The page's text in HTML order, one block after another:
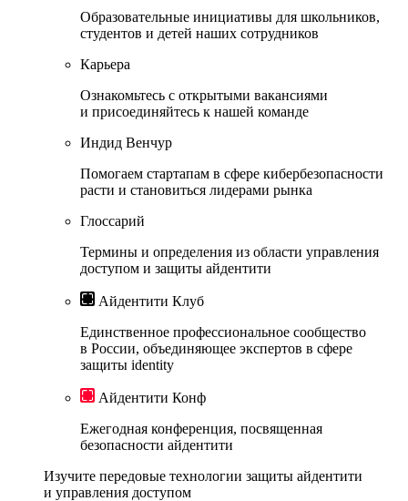
Образовательные инициативы для школьников,
студентов и детей наших сотрудников
Карьера
Ознакомьтесь с открытыми вакансиями
и присоединяйтесь к нашей команде
Индид Венчур
Помогаем стартапам в сфере кибербезопасности
расти и становиться лидерами рынка
Глоссарий
Термины и определения из области управления
доступом и защиты айдентити
Айдентити Клуб
Единственное профессиональное сообщество
в России, объединяющее экспертов в сфере
защиты identity
Айдентити Конф
Ежегодная конференция, посвященная
безопасности айдентити
Изучите передовые технологии защиты айдентити
и управления доступом